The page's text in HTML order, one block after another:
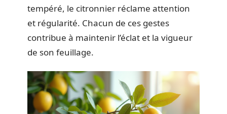
tempéré, le citronnier réclame attention
et régularité. Chacun de ces gestes
contribue à maintenir l’éclat et la vigueur
de son feuillage.